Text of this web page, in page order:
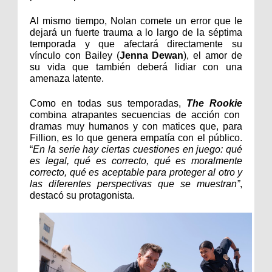
Al mismo tiempo, Nolan comete un error que le
dejará un fuerte trauma a lo largo de la séptima
temporada y que afectará directamente su
vínculo con Bailey (Jenna Dewan), el amor de
su vida que también deberá lidiar con una
amenaza latente.
Como en todas sus temporadas, The Rookie
combina atrapantes secuencias de acción con
dramas muy humanos y con matices que, para
Fillion, es lo que genera empatía con el público.
“En la serie hay ciertas cuestiones en juego: qué
es legal, qué es correcto, qué es moralmente
correcto, qué es aceptable para proteger al otro y
las diferentes perspectivas que se muestran”,
destacó su protagonista.